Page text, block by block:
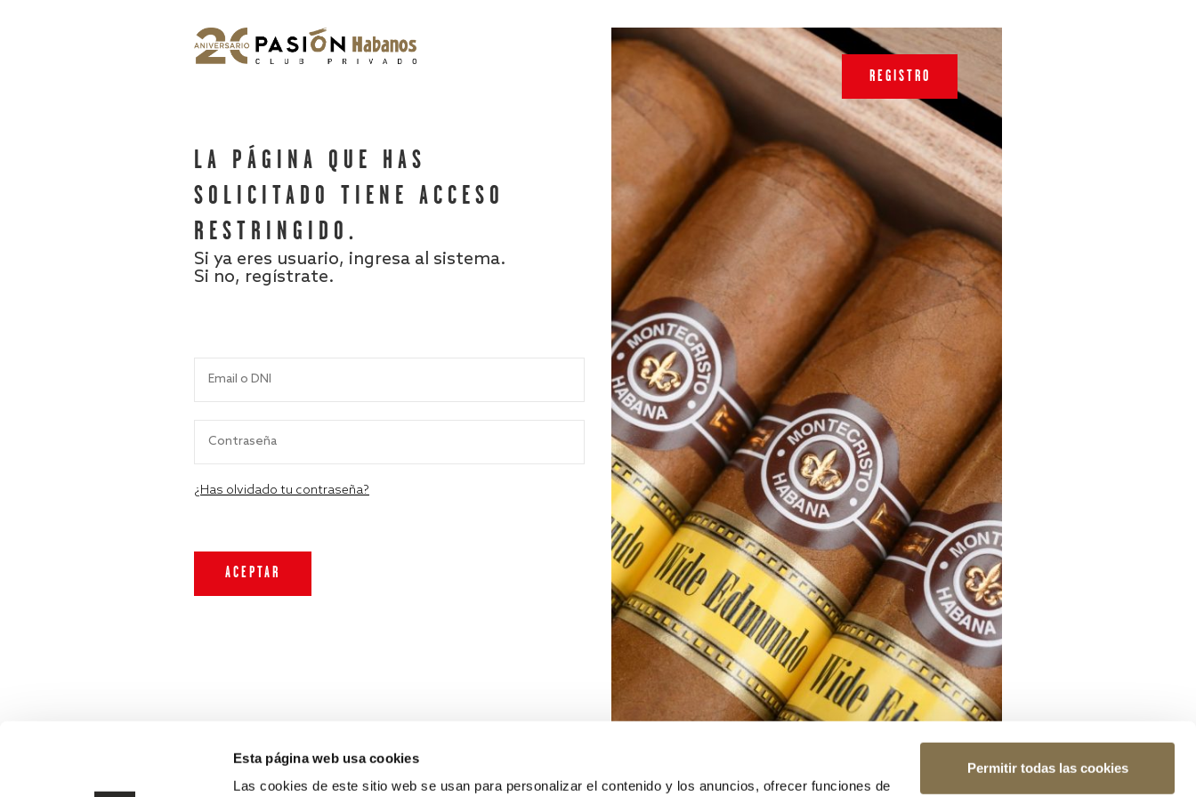
Esta página web usa cookies
Las cookies de este sitio web se usan para personalizar el contenido y los anuncios, ofrecer funciones de
Permitir todas las cookies
LA PÁGINA QUE HAS
SOLICITADO TIENE ACCESO
RESTRINGIDO.
Si ya eres usuario, ingresa al sistema.
Si no, regístrate.
¿Has olvidado tu contraseña?
REGISTRO